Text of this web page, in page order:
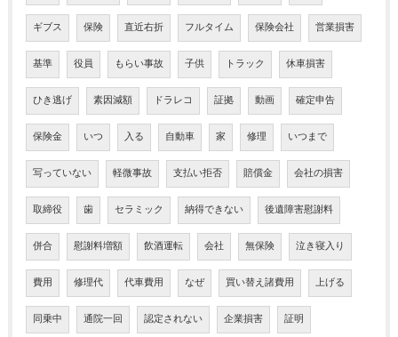
ギブス 保険 直近右折 フルタイム 保険会社 営業損害
基準 役員 もらい事故 子供 トラック 休車損害
ひき逃げ 素因減額 ドラレコ 証拠 動画 確定申告
保険金 いつ 入る 自動車 家 修理 いつまで
写っていない 軽微事故 支払い拒否 賠償金 会社の損害
取締役 歯 セラミック 納得できない 後遺障害慰謝料
併合 慰謝料増額 飲酒運転 会社 無保険 泣き寝入り
費用 修理代 代車費用 なぜ 買い替え諸費用 上げる
同乗中 通院一回 認定されない 企業損害 証明